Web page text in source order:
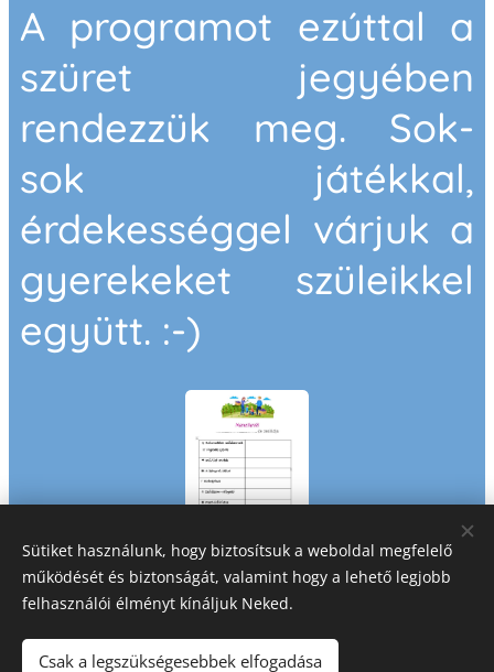
A programot ezúttal a
szüret jegyében
rendezzük meg. Sok-
sok játékkal,
érdekességgel várjuk a
gyerekeket szüleikkel
együtt. :-)
Share
Sütiket használunk, hogy biztosítsuk a weboldal megfelelő
működését és biztonságát, valamint hogy a lehető legjobb
felhasználói élményt kínáljuk Neked.
Csak a legszükségesebbek elfogadása